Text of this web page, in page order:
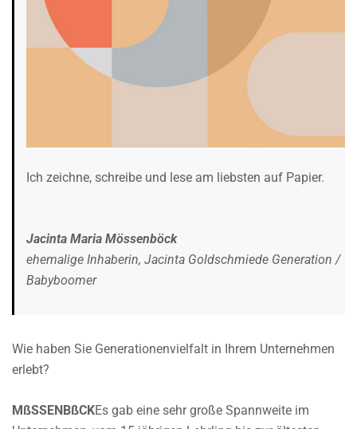
Ich zeichne, schreibe und lese am liebsten auf Papier.
Jacinta Maria Mössenböck
ehemalige Inhaberin, Jacinta Goldschmiede Generation /
Babyboomer
Wie haben Sie Generationenvielfalt in Ihrem Unternehmen
erlebt?
MßSSENBßCKEs gab eine sehr große Spannweite im